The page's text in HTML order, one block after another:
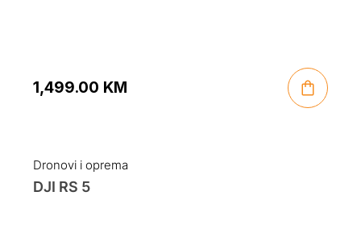
1,499.00 KM
Dronovi i oprema
DJI RS 5